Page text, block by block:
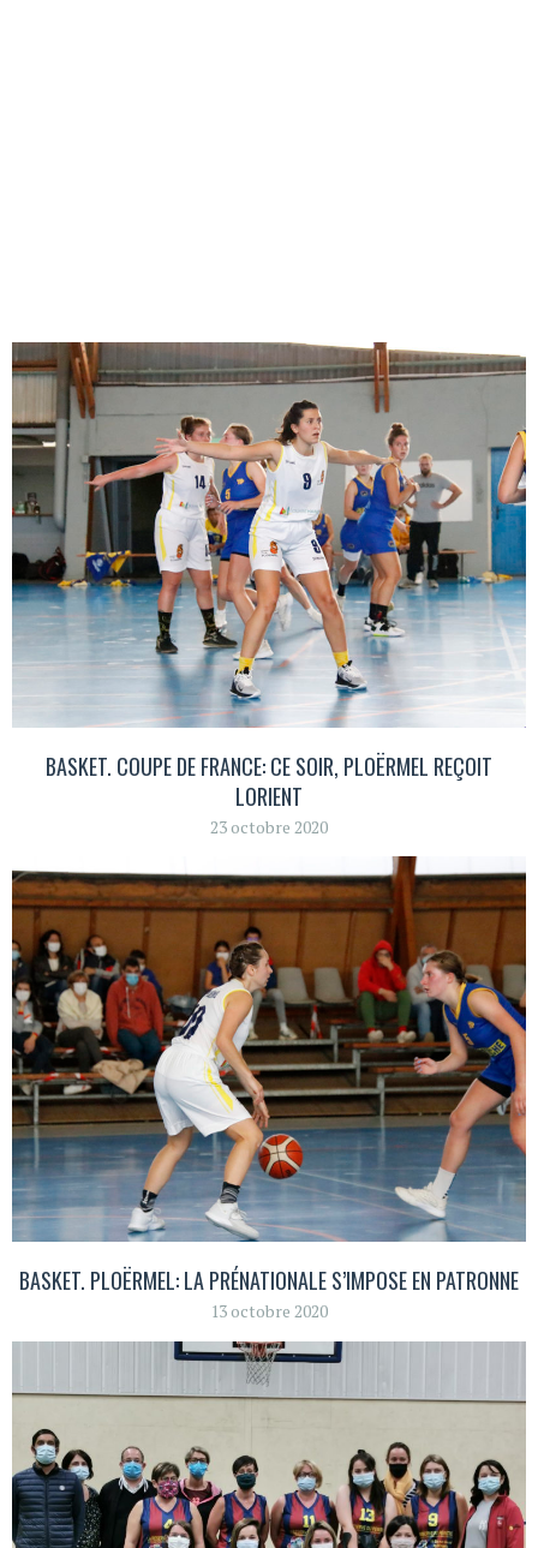
BASKET. COUPE DE FRANCE: CE SOIR, PLOËRMEL REÇOIT
LORIENT
23 octobre 2020
BASKET. PLOËRMEL: LA PRÉNATIONALE S’IMPOSE EN PATRONNE
13 octobre 2020